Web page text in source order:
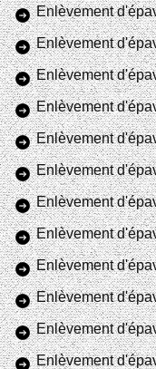
Enlèvement
Enlèvement
Enlèvement
Enlèvement
Enlèvement
Enlèvement
Enlèvement
Enlèvement
Enlèvement
Enlèvement
Enlèvement
Enlèvement